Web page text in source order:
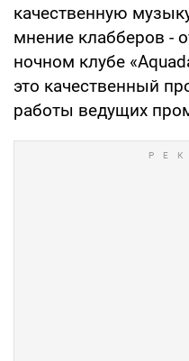
качественную
мнение клабберов -
ночном клубе
это качественный
работы ведущих